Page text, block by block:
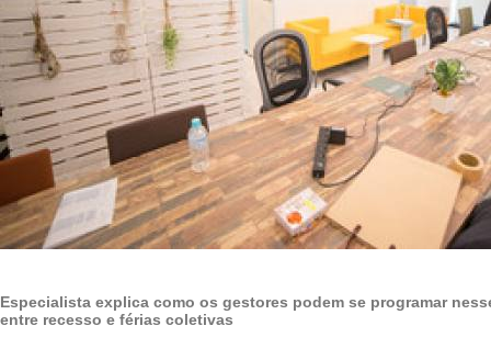
Especialista explica como os gestores podem se programar
entre recesso e férias coletivas